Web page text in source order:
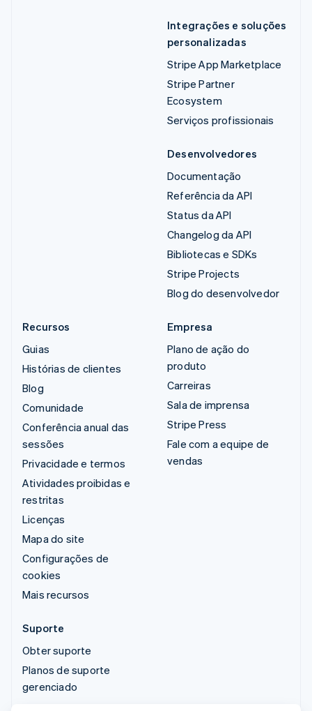
Integrações e soluções
personalizadas
Stripe App Marketplace
Stripe Partner
Ecosystem
Serviços profissionais
Desenvolvedores
Documentação
Referência da API
Status da API
Changelog da API
Bibliotecas e SDKs
Stripe Projects
Blog do desenvolvedor
Recursos
Guias
Histórias de clientes
Blog
Comunidade
Conferência anual das
sessões
Privacidade e termos
Atividades proibidas e
restritas
Licenças
Mapa do site
Configurações de
cookies
Mais recursos
Empresa
Plano de ação do
produto
Carreiras
Sala de imprensa
Stripe Press
Fale com a equipe de
vendas
Suporte
Obter suporte
Planos de suporte
gerenciado